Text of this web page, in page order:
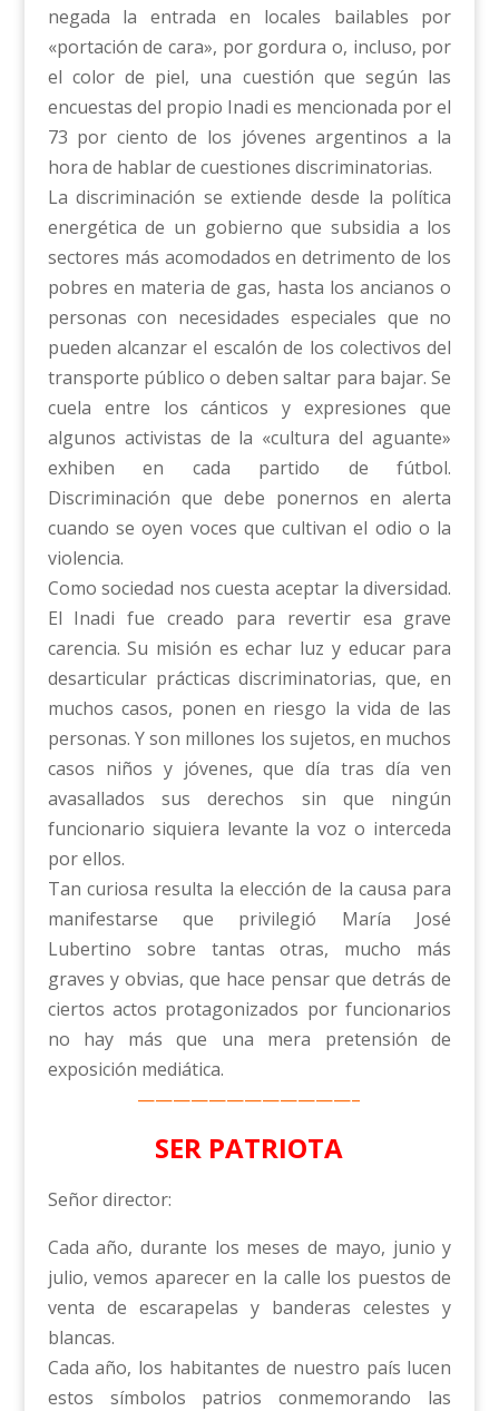
negada la entrada en locales bailables por
«portación de cara», por gordura o, incluso, por
el color de piel, una cuestión que según las
encuestas del propio Inadi es mencionada por el
73 por ciento de los jóvenes argentinos a la
hora de hablar de cuestiones discriminatorias.
La discriminación se extiende desde la política
energética de un gobierno que subsidia a los
sectores más acomodados en detrimento de los
pobres en materia de gas, hasta los ancianos o
personas con necesidades especiales que no
pueden alcanzar el escalón de los colectivos del
transporte público o deben saltar para bajar. Se
cuela entre los cánticos y expresiones que
algunos activistas de la «cultura del aguante»
exhiben en cada partido de fútbol.
Discriminación que debe ponernos en alerta
cuando se oyen voces que cultivan el odio o la
violencia.
Como sociedad nos cuesta aceptar la diversidad.
El Inadi fue creado para revertir esa grave
carencia. Su misión es echar luz y educar para
desarticular prácticas discriminatorias, que, en
muchos casos, ponen en riesgo la vida de las
personas. Y son millones los sujetos, en muchos
casos niños y jóvenes, que día tras día ven
avasallados sus derechos sin que ningún
funcionario siquiera levante la voz o interceda
por ellos.
Tan curiosa resulta la elección de la causa para
manifestarse que privilegió María José
Lubertino sobre tantas otras, mucho más
graves y obvias, que hace pensar que detrás de
ciertos actos protagonizados por funcionarios
no hay más que una mera pretensión de
exposición mediática.
————————————–
SER PATRIOTA
Señor director:
Cada año, durante los meses de mayo, junio y
julio, vemos aparecer en la calle los puestos de
venta de escarapelas y banderas celestes y
blancas.
Cada año, los habitantes de nuestro país lucen
estos símbolos patrios conmemorando las